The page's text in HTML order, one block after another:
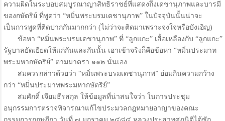
ความผิดในระบอบสมบูรณาญาสิทธิราชย์ที่แสดงถึงเดชานุภาพและบารมี
ของกษัตริย์ ที่พูดว่า “หมิ่นพระบรมเดชานุภาพ” ในปัจจุบันนั้นน่าจะ
เป็นการพูดที่ติดปากกันมากกว่า (ไม่ว่าจะติดมาเพราะจงใจหรือบังเอิญ)
ข้อหา “หมิ่นพระบรมเดชานุภาพ” ที่ “ลูกแกะ” เสื้อเหลืองกับ “ลูกแกะ”
รัฐบาลยัดเยียดให้แก่กันและกันนั้น เอาเข้าจริงก็คือข้อหา “หมิ่นประมาท
พระมหากษัตริย์” ตามมาตรา ๑๑๒ นั่นเอง
สมควรกล่าวด้วยว่า “หมิ่นพระบรมเดชานุภาพ” ย่อมกินความกว้าง
กว่า “หมิ่นประมาทพระมหากษัตริย์”
สมศักดิ์ เจียมธีรสกุล ให้ข้อมูลที่น่าสนใจว่า ในการประชุม
อนุกรรมการตรวจพิจารณาแก้ไขประมวลกฎหมายอาญาของคณะ